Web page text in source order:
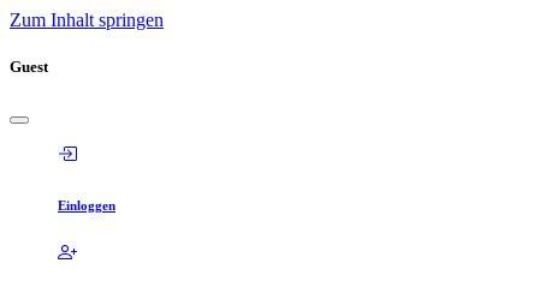
Zum Inhalt springen
Guest
Einloggen